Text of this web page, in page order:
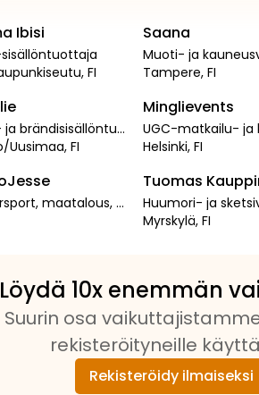
Ibisi
, FI
Saana
Tampere, FI
UGC- ja brändisisällöntuottaja
Uusimaa, FI
204
Minglievents
Helsinki, FI
t
Motorsport, maatalous, salikontentti
37.9 t
Tuomas
Myrskylä, FI
Löydä 10x enemmän
osa
rekisteröityneille
Rekisteröidy ilmaiseksi